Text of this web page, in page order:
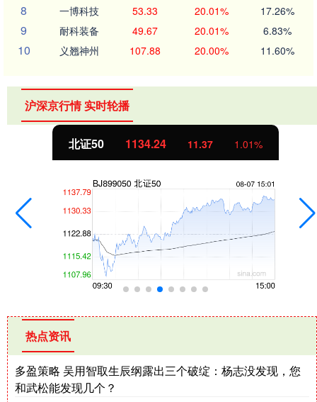
8 一博科技 53.33 20.01% 17.26%
9 耐科装备 49.67 20.01% 6.83%
10 义翘神州 107.88 20.00% 11.60%
沪深京行情 实时轮播
北证50 1134.24 11.37 1.01%
热点资讯
多盈策略 吴用智取生辰纲露出三个破绽：杨志没发现，您
和武松能发现几个？